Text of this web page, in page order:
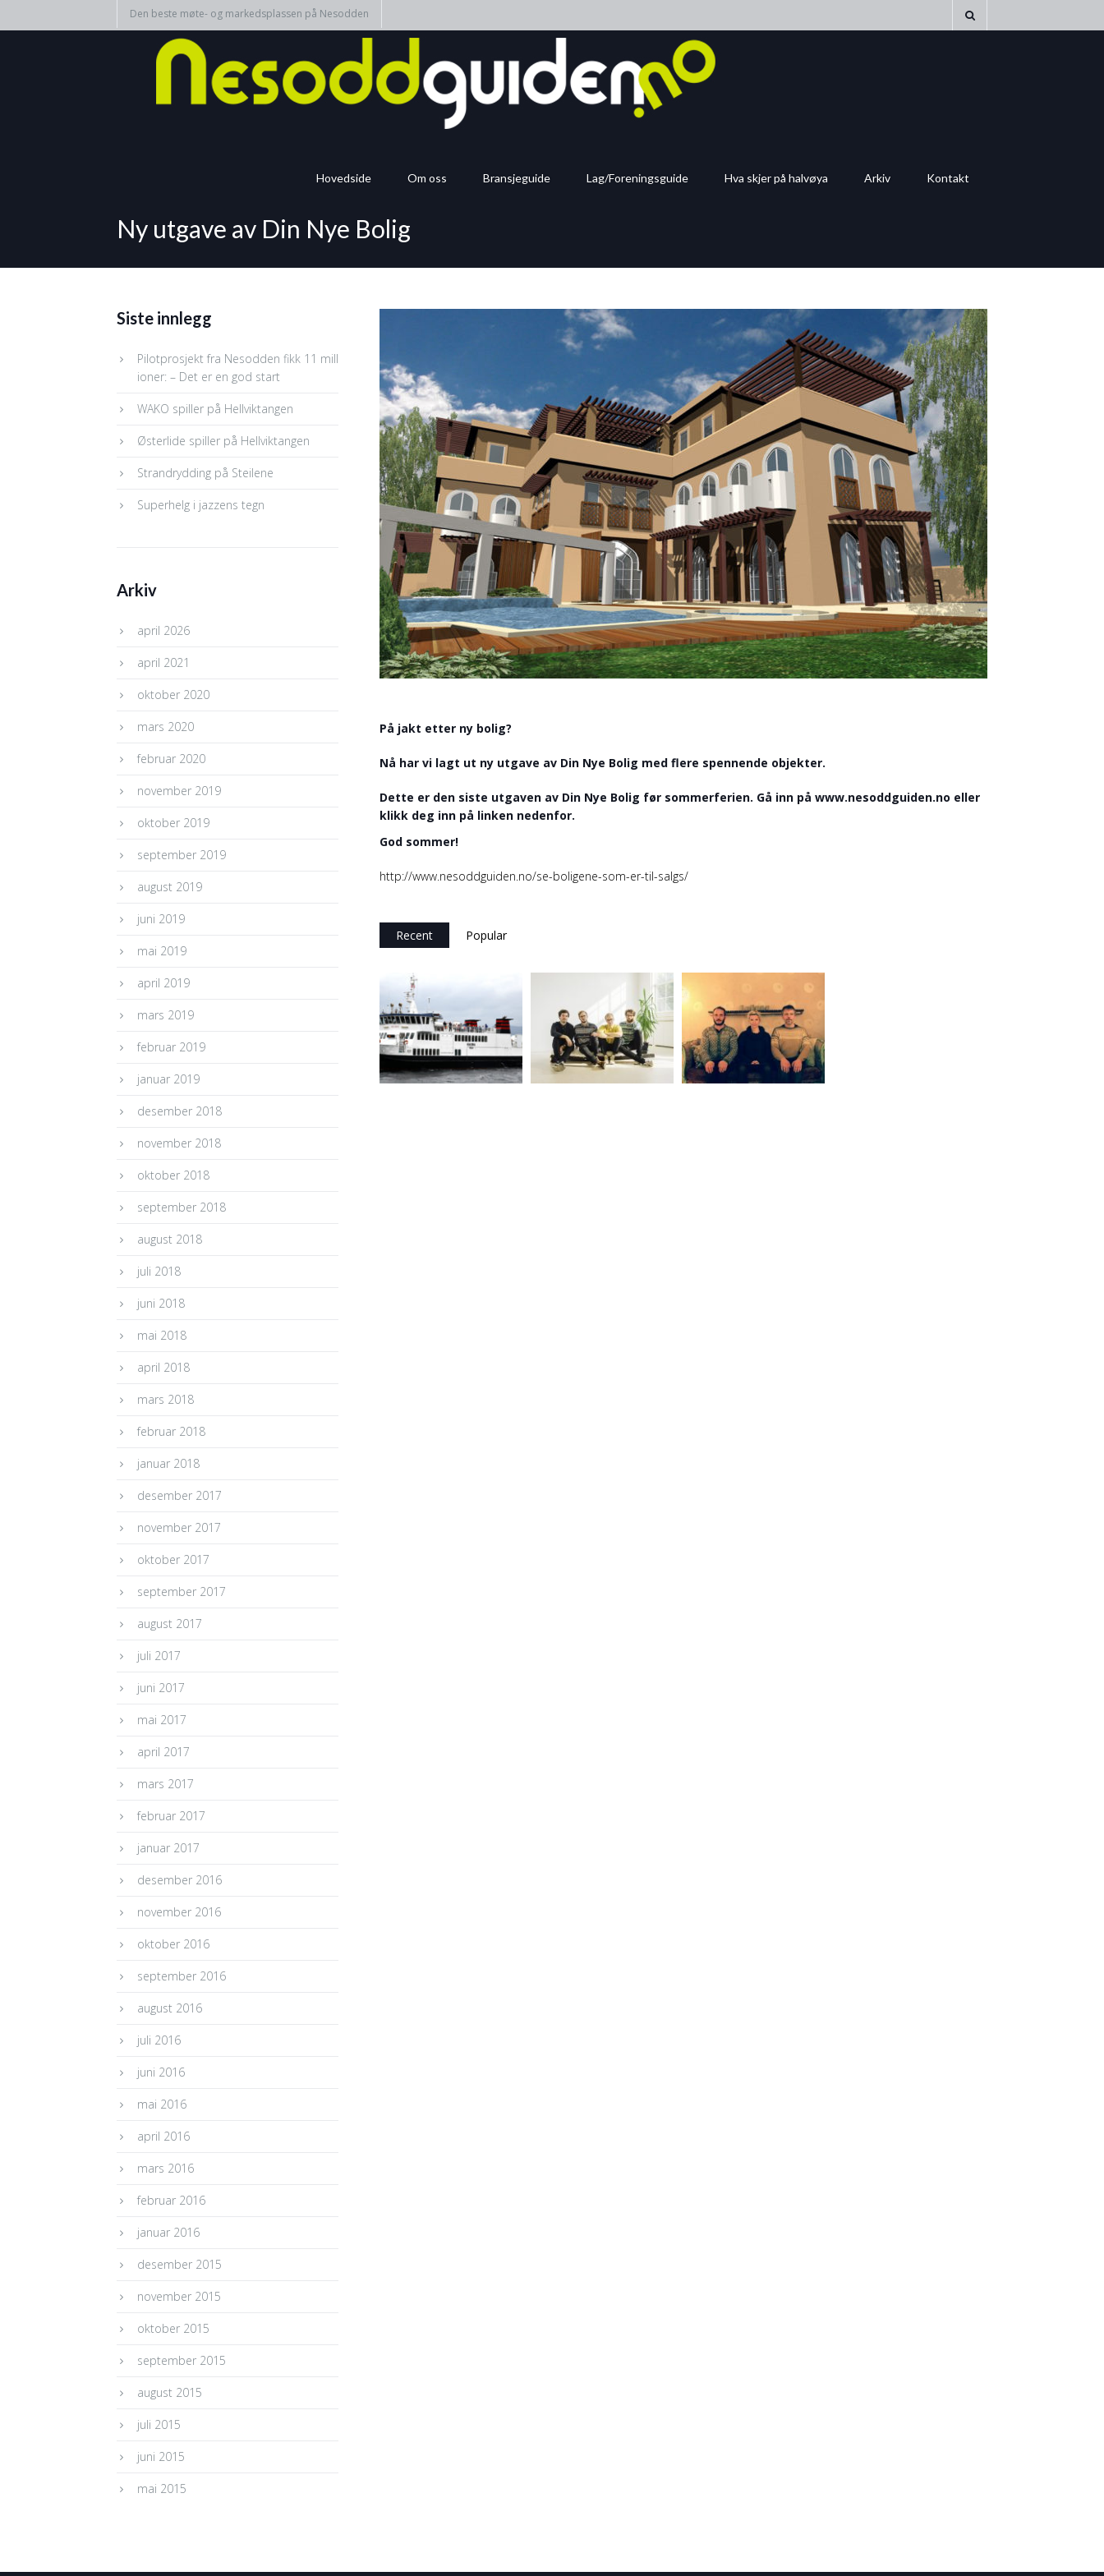
Den beste møte- og markedsplassen på Nesodden
Hovedside Om oss Bransjeguide Lag/Foreningsguide Hva skjer på halvøya Arkiv Kontakt
Ny utgave av Din Nye Bolig
På jakt etter ny bolig?
Nå har vi lagt ut ny utgave av Din Nye Bolig med flere spennende objekter.
Dette er den siste utgaven av Din Nye Bolig før sommerferien. Gå inn på www.nesoddguiden.no eller
klikk deg inn på linken nedenfor.
God sommer!
http://www.nesoddguiden.no/se-boligene-som-er-til-salgs/
Recent Popular
Siste innlegg
Pilotprosjekt fra Nesodden fikk 11 mill
ioner: – Det er en god start
WAKO spiller på Hellviktangen
Østerlide spiller på Hellviktangen
Strandrydding på Steilene
Superhelg i jazzens tegn
Arkiv
april 2026
april 2021
oktober 2020
mars 2020
februar 2020
november 2019
oktober 2019
september 2019
august 2019
juni 2019
mai 2019
april 2019
mars 2019
februar 2019
januar 2019
desember 2018
november 2018
oktober 2018
september 2018
august 2018
juli 2018
juni 2018
mai 2018
april 2018
mars 2018
februar 2018
januar 2018
desember 2017
november 2017
oktober 2017
september 2017
august 2017
juli 2017
juni 2017
mai 2017
april 2017
mars 2017
februar 2017
januar 2017
desember 2016
november 2016
oktober 2016
september 2016
august 2016
juli 2016
juni 2016
mai 2016
april 2016
mars 2016
februar 2016
januar 2016
desember 2015
november 2015
oktober 2015
september 2015
august 2015
juli 2015
juni 2015
mai 2015